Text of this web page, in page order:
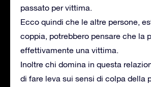
passato per vittima.
Ecco quindi che le altre persone,
coppia, potrebbero pensare che la
effettivamente una vittima.
Inoltre chi domina in questa
di fare leva sui sensi di colpa della